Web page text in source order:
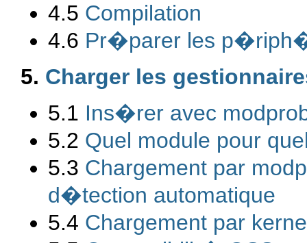
4.5 Compilation
4.6 Pr�parer les
5. Charger les
5.1 Ins�rer avec
5.2 Quel module pour
5.3 Chargement par
d�tection automatique
5.4 Chargement par